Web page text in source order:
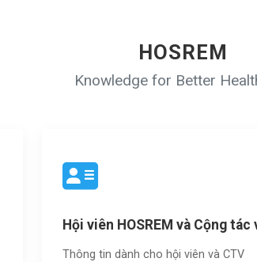
HOSREM
Knowledge for Better
Hội viên HOSREM và Cộng tác
Thông tin dành cho hội viên và CTV